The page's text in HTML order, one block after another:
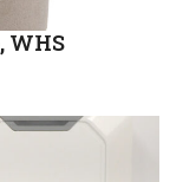
WHS